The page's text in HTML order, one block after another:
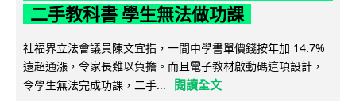
二手教科書 學生無法做功課
社福界立法會議員陳文宜指，一間中學書單價錢按年加 14.7%
遠超通漲，令家長難以負擔。而且電子教材啟動碼這項設計，
令學生無法完成功課，二手...
閱讀全文